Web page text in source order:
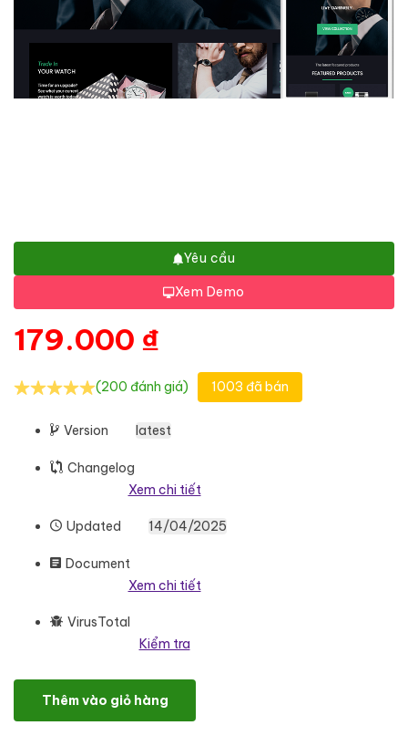
Yêu cầu
Xem Demo
179.000 ₫
(200 đánh giá) 1003 đã bán
Version latest
Changelog
Xem chi tiết
Updated 14/04/2025
Document
Xem chi tiết
VirusTotal
Kiểm tra
Truong Sa - Jewelry & Watches Online Store Theme
Thêm vào giỏ hàng